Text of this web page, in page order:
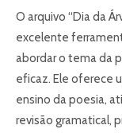
O arquivo “Dia da
excelente
abordar o tema da
eficaz. Ele oferece
ensino da poesia,
revisão gramatical,